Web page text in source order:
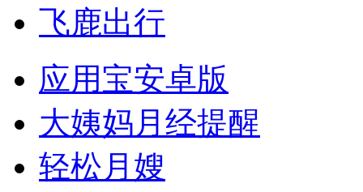
飞鹿出行
应用宝安卓版
大姨妈月经提醒
轻松月嫂